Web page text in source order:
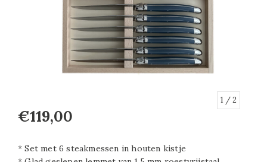
1 / 2
€119,00
* Set met 6 steakmessen in houten kistje